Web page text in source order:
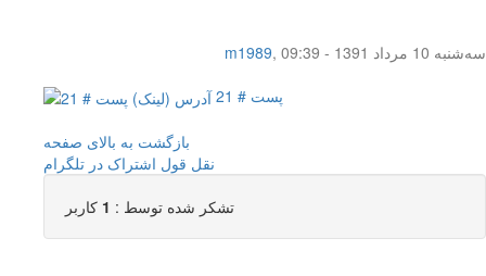
m1989,
سه‌شنبه 10 مرداد 1391 - 09:39
پست # 21
بازگشت به بالای صفحه
نقل قول اشتراک در تلگرام
تشکر شده توسط : 1 کاربر